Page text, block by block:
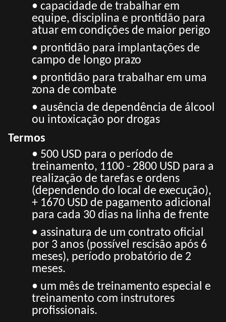
• capacidade de trabalhar em
equipe, disciplina e prontidão para
atuar em condições de maior perigo
• prontidão para implantações de
campo de longo prazo
• prontidão para trabalhar em uma
zona de combate
• ausência de dependência de álcool
ou intoxicação por drogas
Termos
• 500 USD para o período de
treinamento, 1100 - 2800 USD para a
realização de tarefas e ordens
(dependendo do local de execução),
+ 1670 USD de pagamento adicional
para cada 30 dias na linha de frente
• assinatura de um contrato oficial
por 3 anos (possível rescisão após 6
meses), período probatório de 2
meses.
• um mês de treinamento especial e
treinamento com instrutores
profissionais.